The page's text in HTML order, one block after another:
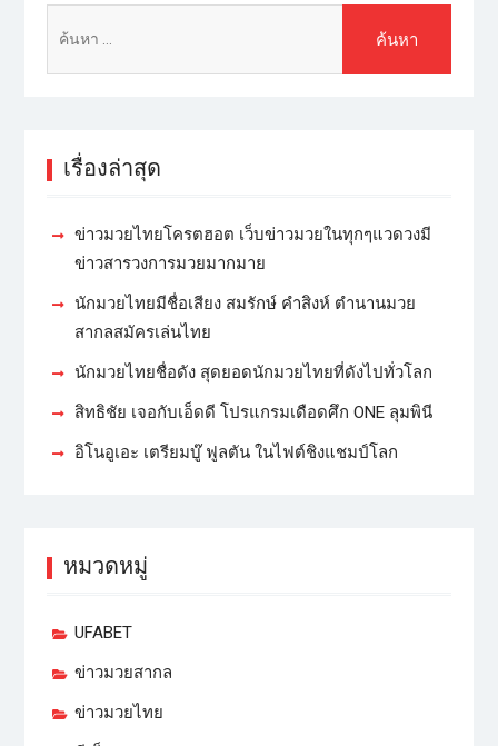
เรื่องล่าสุด
ข่าวมวยไทยโครตฮอต เว็บข่าวมวยในทุกๆแวดวงมี
ข่าวสารวงการมวยมากมาย
นักมวยไทยมีชื่อเสียง สมรักษ์ คำสิงห์ ตำนานมวย
สากลสมัครเล่นไทย
นักมวยไทยชื่อดัง สุดยอดนักมวยไทยที่ดังไปทั่วโลก
สิทธิชัย เจอกับเอ็ดดี โปรแกรมเดือดศึก ONE ลุมพินี
อิโนอูเอะ เตรียมบู๊ ฟูลตัน ในไฟต์ชิงแชมป์โลก
หมวดหมู่
UFABET
ข่าวมวยสากล
ข่าวมวยไทย